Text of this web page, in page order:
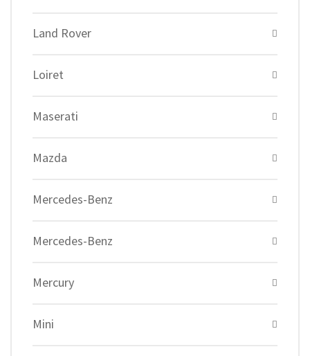
Land Rover
Loiret
Maserati
Mazda
Mercedes-Benz
Mercedes-Benz
Mercury
Mini